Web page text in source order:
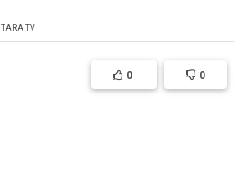
TV
0 0